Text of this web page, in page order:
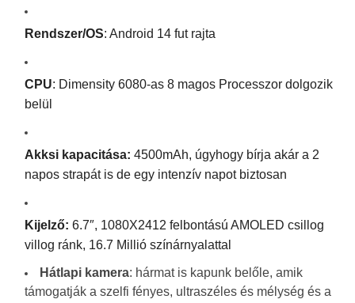
Rendszer/OS: Android 14 fut rajta
CPU: Dimensity 6080-as 8 magos Processzor dolgozik
belül
Akksi kapacitása: 4500mAh, úgyhogy bírja akár a 2
napos strapát is de egy intenzív napot biztosan
Kijelző: 6.7″, 1080X2412 felbontású AMOLED csillog
villog ránk, 16.7 Millió színárnyalattal
Hátlapi kamera: hármat is kapunk belőle, amik
támogatják a szelfi fényes, ultraszéles és mélység és a